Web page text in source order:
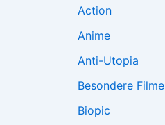
Action
Anime
Anti-Utopia
Besondere Filme
Biopic